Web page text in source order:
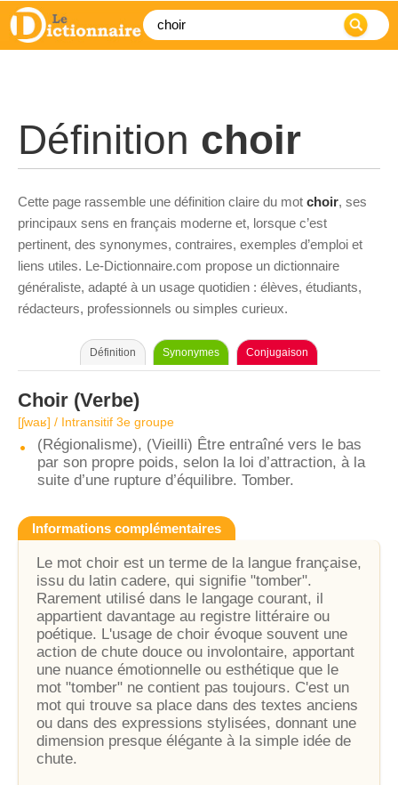
Définition choir
Cette page rassemble une définition claire du mot choir, ses
principaux sens en français moderne et, lorsque c’est
pertinent, des synonymes, contraires, exemples d’emploi et
liens utiles. Le-Dictionnaire.com propose un dictionnaire
généraliste, adapté à un usage quotidien : élèves, étudiants,
rédacteurs, professionnels ou simples curieux.
Définition Synonymes Conjugaison
Choir (Verbe)
[ʃwaʁ] / Intransitif 3e groupe
(Régionalisme), (Vieilli) Être entraîné vers le bas
par son propre poids, selon la loi d’attraction, à la
suite d’une rupture d’équilibre. Tomber.
Informations complémentaires
Le mot choir est un terme de la langue française,
issu du latin cadere, qui signifie "tomber".
Rarement utilisé dans le langage courant, il
appartient davantage au registre littéraire ou
poétique. L'usage de choir évoque souvent une
action de chute douce ou involontaire, apportant
une nuance émotionnelle ou esthétique que le
mot "tomber" ne contient pas toujours. C'est un
mot qui trouve sa place dans des textes anciens
ou dans des expressions stylisées, donnant une
dimension presque élégante à la simple idée de
chute.